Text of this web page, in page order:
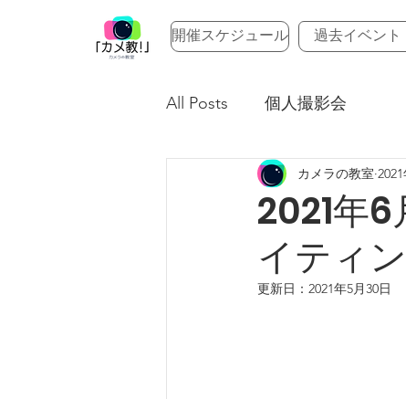
開催スケジュール 過去イベント
All Posts 個人撮影会
2021年6
イティ
カメラの教室
更新日： 2021年5月30日